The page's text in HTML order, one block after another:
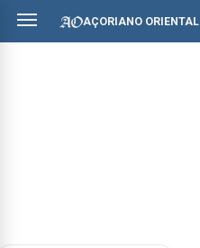
AÇORIANO ORIENTAL